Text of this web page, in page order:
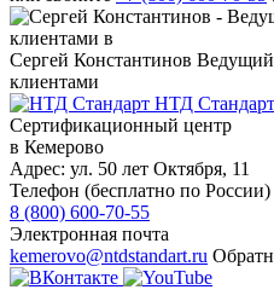
Сергей Константинов Ведущий
клиентами
НТД Стандарт
Сертификационный центр
в Кемерово
Адрес: ул. 50 лет Октября, 11
Телефон (бесплатно по России)
8 (800) 600-70-55
Электронная почта
kemerovo@ntdstandart.ru